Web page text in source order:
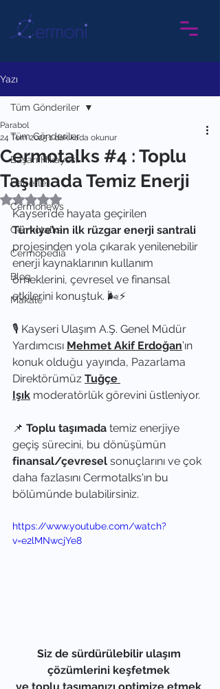
Yazı
Tüm Gönderiler
Başarı Hikayesi
Haberler
Cermonews
Cermotalks
Cermopedia
Blog
Makale
Tüm Gönderiler
Cermotalks #4 : Toplu
Taşımada Temiz Enerji
Parabol
24 Tem 20251 dakikada okunur
5 üzerinden NaN yıldız
Kayseri’de hayata geçirilen
Türkiye’nin ilk rüzgar enerji santrali
projesinden yola çıkarak yenilenebilir
enerji kaynaklarının kullanım
örneklerini, çevresel ve finansal
etkilerini konuştuk. 🌬⚡
🎙️ Kayseri Ulaşım A.Ş. Genel Müdür
Yardımcısı Mehmet Akif Erdoğan’ın
konuk olduğu yayında, Pazarlama
Direktörümüz Tuğçe
Işık moderatörlük görevini üstleniyor.
📌 Toplu taşımada temiz enerjiye
geçiş sürecini, bu dönüşümün
finansal/çevresel sonuçlarını ve çok
daha fazlasını Cermotalks'ın bu
bölümünde bulabilirsiniz.
https://www.youtube.com/watch?
v=e2lMNwcjYe8
Siz de sürdürülebilir ulaşım
çözümlerini keşfetmek